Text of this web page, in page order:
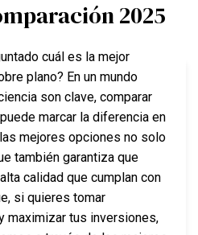
2025
cuál es la mejor
plano? En un mundo
son clave, comparar
marcar la diferencia en
mejores opciones no solo
también garantiza que
calidad que cumplan con
si quieres tomar
maximizar tus inversiones,